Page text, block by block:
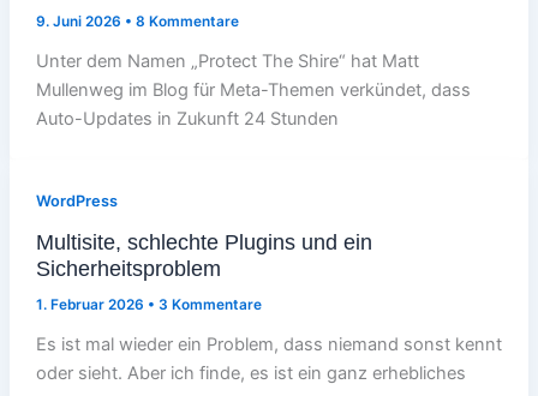
9. Juni 2026 • 8 Kommentare
Unter dem Namen „Protect The Shire“ hat Matt
Mullenweg im Blog für Meta-Themen verkündet, dass
Auto-Updates in Zukunft 24 Stunden
WordPress
Multisite, schlechte Plugins und ein
Sicherheitsproblem
1. Februar 2026 • 3 Kommentare
Es ist mal wieder ein Problem, dass niemand sonst kennt
oder sieht. Aber ich finde, es ist ein ganz erhebliches